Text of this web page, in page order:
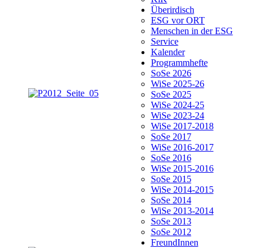
Überirdisch
ESG vor ORT
Menschen in der ESG
Service
Kalender
Programmhefte
SoSe 2026
WiSe 2025-26
SoSe 2025
WiSe 2024-25
WiSe 2023-24
WiSe 2017-2018
SoSe 2017
WiSe 2016-2017
SoSe 2016
WiSe 2015-2016
SoSe 2015
WiSe 2014-2015
SoSe 2014
WiSe 2013-2014
SoSe 2013
SoSe 2012
FreundInnen